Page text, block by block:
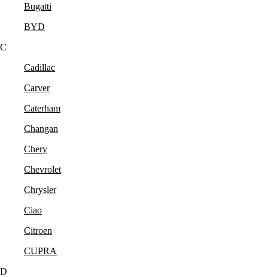
Bugatti
BYD
C
Cadillac
Carver
Caterham
Changan
Chery
Chevrolet
Chrysler
Ciao
Citroen
CUPRA
D